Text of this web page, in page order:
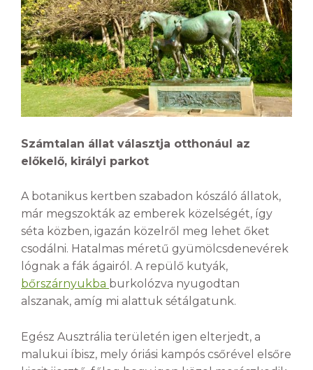
Számtalan állat választja otthonául az
előkelő, királyi parkot
A botanikus kertben szabadon kószáló állatok,
már megszokták az emberek közelségét, így
séta közben, igazán közelről meg lehet őket
csodálni. Hatalmas méretű gyümölcsdenevérek
lógnak a fák ágairól. A repülő kutyák,
bőrszárnyukba burkolózva nyugodtan
alszanak, amíg mi alattuk sétálgatunk.
Egész Ausztrália területén igen elterjedt, a
malukui íbisz, mely óriási kampós csőrével elsőre